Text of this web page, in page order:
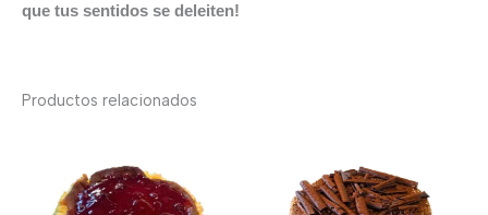
que tus sentidos se deleiten!
Productos relacionados